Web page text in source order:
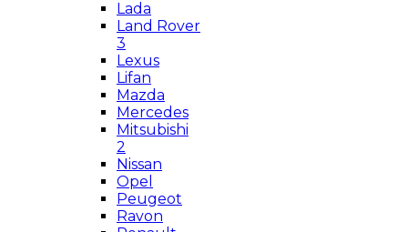
Lada
Land Rover
3
Lexus
Lifan
Mazda
Mercedes
Mitsubishi
2
Nissan
Opel
Peugeot
Ravon